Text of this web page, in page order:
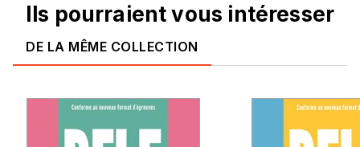
Ils pourraient vous intéresser
DE LA MÊME COLLECTION